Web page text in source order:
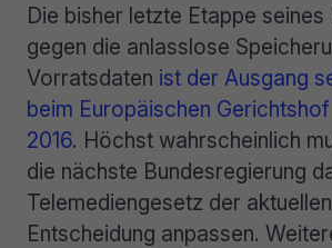
Die bisher letzte Etappe seines
gegen die anlasslose
Vorratsdaten ist der Ausgang
beim Europäischen
2016. Höchst wahrscheinlich
die nächste Bundesregierung
Telemediengesetz der
Entscheidung anpassen.